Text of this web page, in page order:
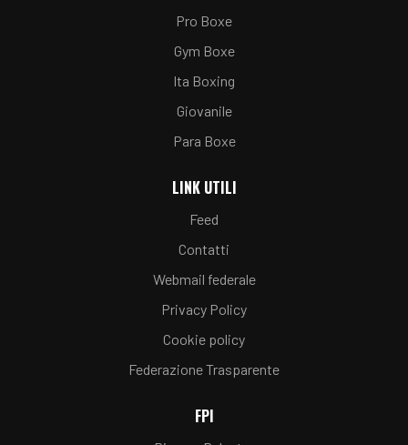
Pro Boxe
Gym Boxe
Ita Boxing
Giovanile
Para Boxe
LINK UTILI
Feed
Contatti
Webmail federale
Privacy Policy
Cookie policy
Federazione Trasparente
FPI